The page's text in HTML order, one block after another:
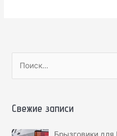
с
Свежие записи